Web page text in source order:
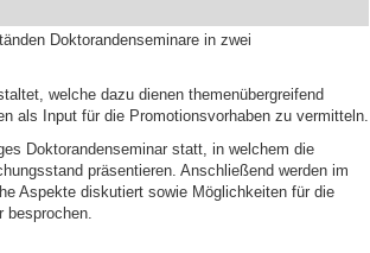
Doktorandenseminare in zwei
welche dazu dienen themenübergreifend
als Input für die Promotionsvorhaben zu vermitteln.
Doktorandenseminar statt, in welchem die
präsentieren. Anschließend werden im
Aspekte diskutiert sowie Möglichkeiten für die